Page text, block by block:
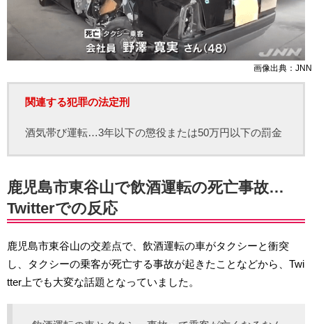
画像出典：JNN
関連する犯罪の法定刑
酒気帯び運転…3年以下の懲役または50万円以下の罰金
鹿児島市東谷山で飲酒運転の死亡事故…
Twitterでの反応
鹿児島市東谷山の交差点で、飲酒運転の車がタクシーと衝突
し、タクシーの乗客が死亡する事故が起きたことなどから、Twi
tter上でも大変な話題となっていました。